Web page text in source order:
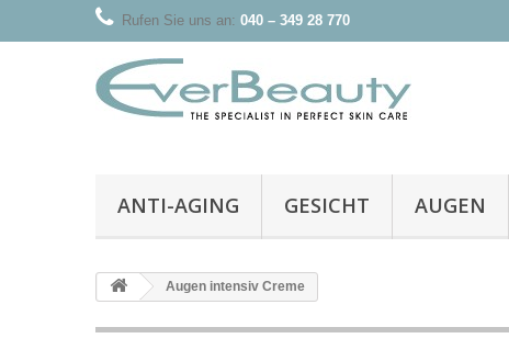
Rufen Sie uns an: 040 – 349 28 770
ANTI-AGING GESICHT AUGEN
Augen intensiv Creme